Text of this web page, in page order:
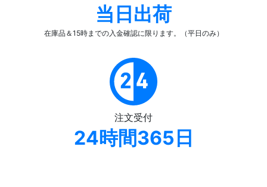
当日出荷
在庫品＆15時までの入金確認に限ります。（平日のみ）
注文受付
24時間365日